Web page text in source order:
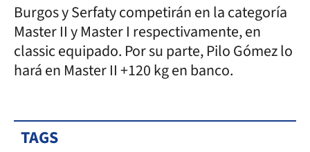
Burgos y Serfaty competirán en la categoría
Master II y Master I respectivamente, en
classic equipado. Por su parte, Pilo Gómez lo
hará en Master II +120 kg en banco.
TAGS